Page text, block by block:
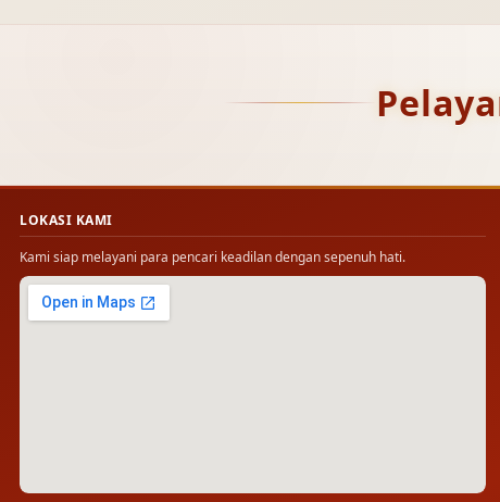
LOKASI KAMI
Kami siap melayani para pencari keadilan dengan sepenuh hati.